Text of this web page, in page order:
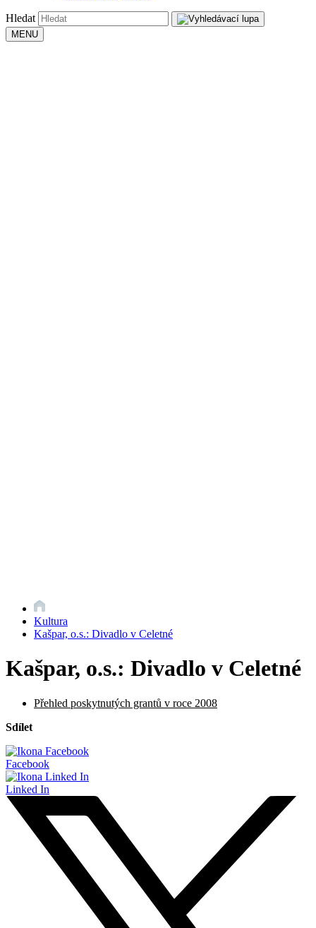
Hledat
MENU
Kultura
Kašpar, o.s.: Divadlo v Celetné
Kašpar, o.s.: Divadlo v Celetné
Přehled poskytnutých grantů v roce 2008
Sdílet
Facebook
Linked In